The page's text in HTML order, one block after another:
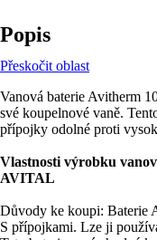
Popis
Přeskočit oblast
Vanová baterie Avitherm
své koupelnové vaně.
přípojky odolné proti
Vlastnosti výrobku
AVITAL
Důvody ke koupi: Baterie
S přípojkami. Lze ji